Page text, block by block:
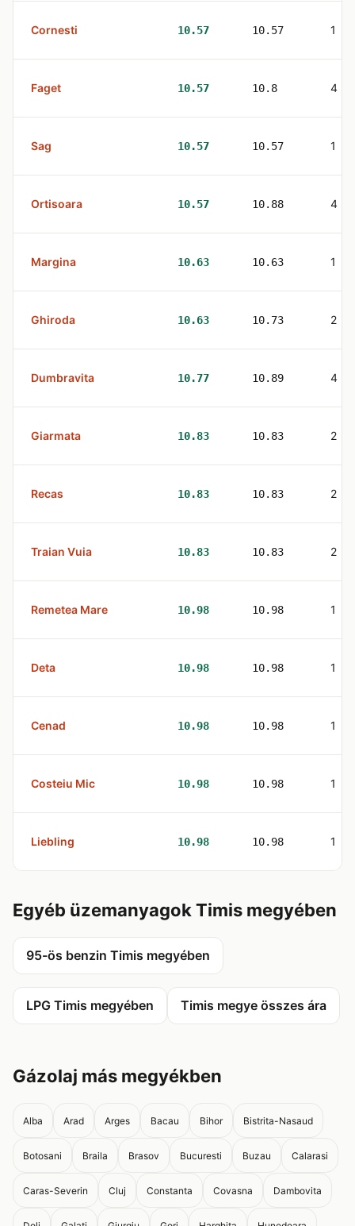
Cornesti 10.57 10.57 1
Faget 10.57 10.8 4
Sag 10.57 10.57 1
Ortisoara 10.57 10.88 4
Margina 10.63 10.63 1
Ghiroda 10.63 10.73 2
Dumbravita 10.77 10.89 4
Giarmata 10.83 10.83 2
Recas 10.83 10.83 2
Traian Vuia 10.83 10.83 2
Remetea Mare 10.98 10.98 1
Deta 10.98 10.98 1
Cenad 10.98 10.98 1
Costeiu Mic 10.98 10.98 1
Liebling 10.98 10.98 1
Egyéb üzemanyagok Timis megyében
95-ös benzin Timis megyében
LPG Timis megyében Timis megye összes ára
Gázolaj más megyékben
Alba Arad Arges Bacau Bihor Bistrita-Nasaud
Botosani Braila Brasov Bucuresti Buzau Calarasi
Caras-Severin Cluj Constanta Covasna Dambovita